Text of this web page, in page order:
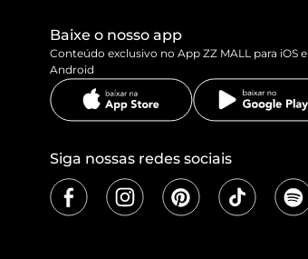
Baixe o nosso app
Conteúdo exclusivo no App ZZ MALL para iOS e
Android
Siga nossas redes sociais